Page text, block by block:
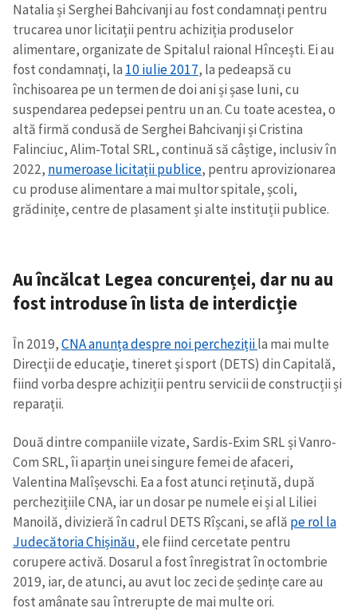
Natalia și Serghei Bahcivanjiau fost condamnați pentru
trucarea unor licitații pentru achiziția produselor
alimentare, organizate de Spitalul raional Hîncești. Ei au
fost condamnați, la 10 iulie 2017, la pedeapsă cu
închisoarea pe un termen de doi ani și șase luni, cu
suspendarea pedepsei pentru un an. Cu toate acestea, o
altă firmă condusă de Serghei Bahcivanji și Cristina
Falinciuc, Alim-Total SRL, continuă să câștige, inclusiv în
2022, numeroase licitații publice, pentru aprovizionarea
cu produse alimentare a mai multor spitale, școli,
grădinițe, centre de plasament și alte instituții publice.
Au încălcat Legea concurenței, dar nu au
fost introduse în lista de interdicție
În 2019,CNA anunța despre noi perchezițiila mai multe
Direcţii de educaţie, tineret şi sport (DETS) din Capitală,
fiind vorba despre achiziții pentru servicii de construcții și
reparații.
Două dintre companiile vizate, Sardis-Exim SRL și Vanro-
Com SRL, îi aparțin unei singure femei de afaceri,
Valentina Malîșevschi. Ea a fost atunci reținută, după
perchezițiile CNA, iar un dosar pe numele ei și al Liliei
Manoilă, divizieră în cadrul DETS Rîșcani, se află pe rol la
Judecătoria Chișinău, ele fiind cercetate pentru
corupere activă. Dosarul a fost înregistrat în octombrie
2019, iar, de atunci, au avut loc zeci de ședințe care au
fost amânate sau întrerupte de mai multe ori.